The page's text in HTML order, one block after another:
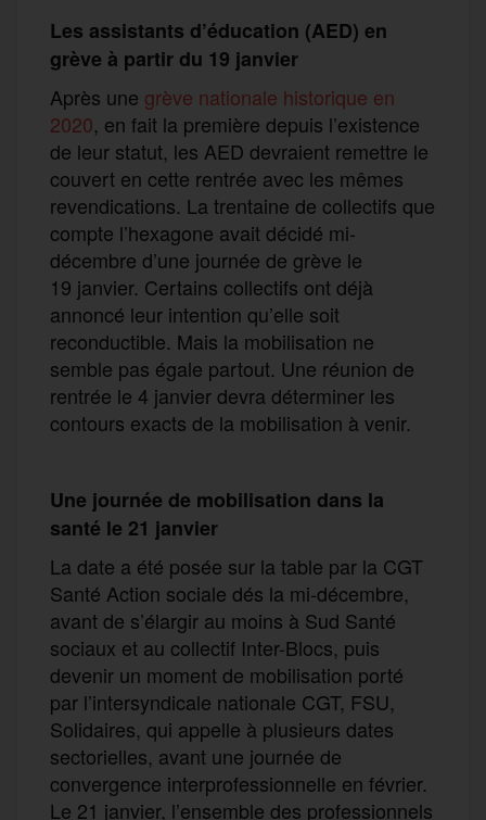
Les assistants d’éducation (AED) en
grève à partir du 19 janvier
Après une grève nationale historique en
2020, en fait la première depuis l’existence
de leur statut, les AED devraient remettre le
couvert en cette rentrée avec les mêmes
revendications. La trentaine de collectifs que
compte l’hexagone avait décidé mi-
décembre d’une journée de grève le
19 janvier. Certains collectifs ont déjà
annoncé leur intention qu’elle soit
reconductible. Mais la mobilisation ne
semble pas égale partout. Une réunion de
rentrée le 4 janvier devra déterminer les
contours exacts de la mobilisation à venir.
Une journée de mobilisation dans la
santé le 21 janvier
La date a été posée sur la table par la CGT
Santé Action sociale dés la mi-décembre,
avant de s’élargir au moins à Sud Santé
sociaux et au collectif Inter-Blocs, puis
devenir un moment de mobilisation porté
par l’intersyndicale nationale CGT, FSU,
Solidaires, qui appelle à plusieurs dates
sectorielles, avant une journée de
convergence interprofessionnelle en février.
Le 21 janvier, l’ensemble des professionnels